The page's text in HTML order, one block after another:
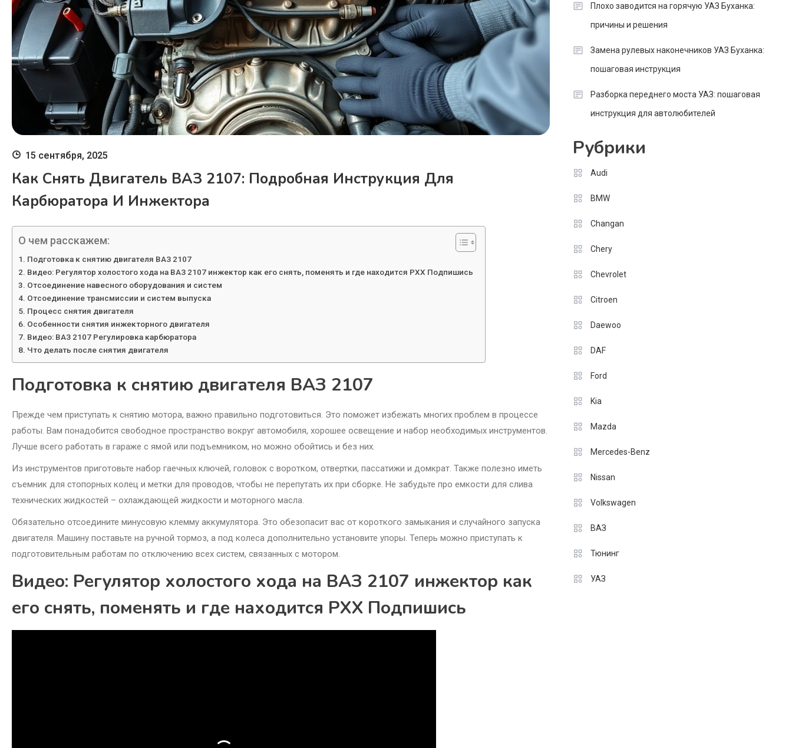
15 сентября, 2025
Как Снять Двигатель ВАЗ 2107: Подробная Инструкция Для
Карбюратора И Инжектора
О чем расскажем:
Подготовка к снятию двигателя ВАЗ 2107
Видео: Регулятор холостого хода на ВАЗ 2107 инжектор как его снять, поменять и где находится РХХ Подпишись
Отсоединение навесного оборудования и систем
Отсоединение трансмиссии и систем выпуска
Процесс снятия двигателя
Особенности снятия инжекторного двигателя
Видео: ВАЗ 2107 Регулировка карбюратора
Что делать после снятия двигателя
Подготовка к снятию двигателя ВАЗ 2107
Прежде чем приступать к снятию мотора, важно правильно подготовиться. Это поможет избежать многих проблем в процессе
работы. Вам понадобится свободное пространство вокруг автомобиля, хорошее освещение и набор необходимых инструментов.
Лучше всего работать в гараже с ямой или подъемником, но можно обойтись и без них.
Из инструментов приготовьте набор гаечных ключей, головок с воротком, отвертки, пассатижи и домкрат. Также полезно иметь
съемник для стопорных колец и метки для проводов, чтобы не перепутать их при сборке. Не забудьте про емкости для слива
технических жидкостей – охлаждающей жидкости и моторного масла.
Обязательно отсоедините минусовую клемму аккумулятора. Это обезопасит вас от короткого замыкания и случайного запуска
двигателя. Машину поставьте на ручной тормоз, а под колеса дополнительно установите упоры. Теперь можно приступать к
подготовительным работам по отключению всех систем, связанных с мотором.
Видео: Регулятор холостого хода на ВАЗ 2107 инжектор как
его снять, поменять и где находится РХХ Подпишись
Плохо заводится на горячую УАЗ Буханка:
причины и решения
Замена рулевых наконечников УАЗ Буханка:
пошаговая инструкция
Разборка переднего моста УАЗ: пошаговая
инструкция для автолюбителей
Рубрики
Audi
BMW
Changan
Chery
Chevrolet
Citroen
Daewoo
DAF
Ford
Kia
Mazda
Mercedes-Benz
Nissan
Volkswagen
ВАЗ
Тюнинг
УАЗ